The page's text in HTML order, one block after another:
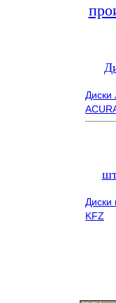
Диски
KFZ